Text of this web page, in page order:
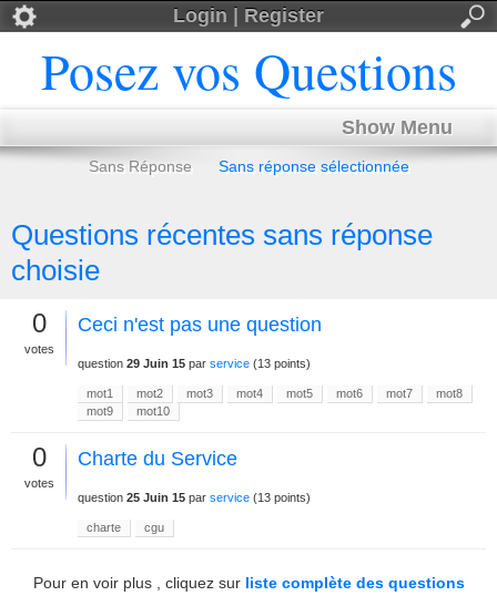
Login | Register
Posez vos Questions
Show Menu
Sans Réponse Sans réponse sélectionnée
Questions récentes sans réponse
choisie
0
votes
Ceci n'est pas une question
question 29 Juin 15 par service (13 points)
mot1 mot2 mot3 mot4 mot5 mot6 mot7
mot8
mot9
mot10
0
votes
Charte du Service
question 25 Juin 15 par service (13 points)
charte cgu
Pour en voir plus , cliquez sur liste complète des questions